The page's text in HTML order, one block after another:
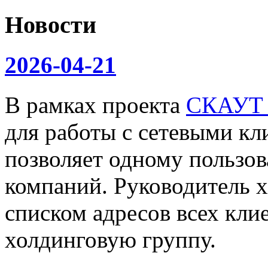
Новости
2026-04-21
В рамках проекта
для работы с сетевыми
позволяет одному
компаний. Руководитель
списком адресов всех
холдинговую группу.